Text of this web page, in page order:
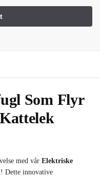
Som Flyr
med vår Elektriske
! Dette innovative